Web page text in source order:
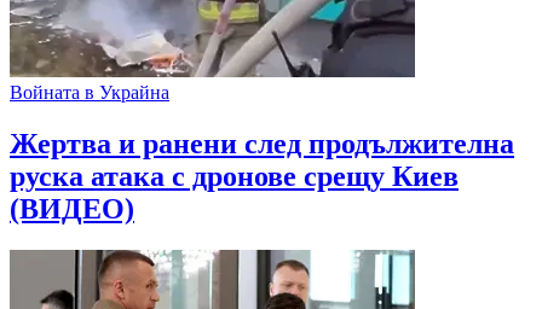
Войната в Украйна
Жертва и ранени след продължителна
руска атака с дронове срещу Киев
(ВИДЕО)